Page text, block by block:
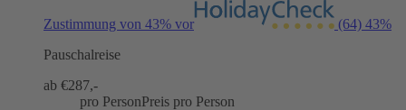
Zustimmung von 43% vor (64) 43%
Pauschalreise
ab €287,-
pro PersonPreis pro Person